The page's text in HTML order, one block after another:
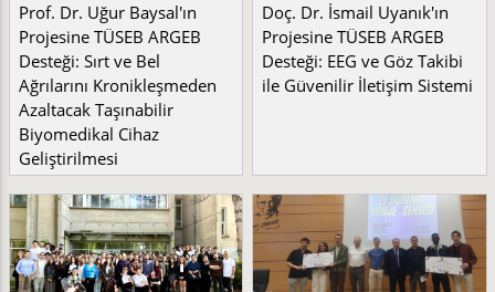
Prof. Dr. Uğur Baysal'ın
Projesine TÜSEB ARGEB
Desteği: Sırt ve Bel
Ağrılarını Kronikleşmeden
Azaltacak Taşınabilir
Biyomedikal Cihaz
Geliştirilmesi
Doç. Dr. İsmail Uyanık'ın
Projesine TÜSEB ARGEB
Desteği: EEG ve Göz Takibi
ile Güvenilir İletişim Sistemi